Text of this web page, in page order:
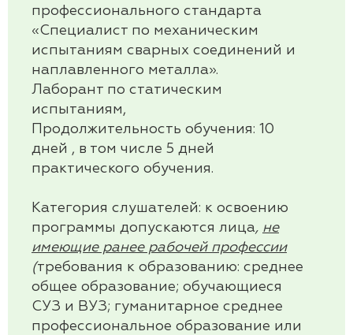
профессионального стандарта
«Специалист по механическим
испытаниям сварных соединений и
наплавленного металла».
Лаборант по статическим
испытаниям,
Продолжительность обучения: 10
дней , в том числе 5 дней
практического обучения.
Категория слушателей: к освоению
программы допускаются лица, не
имеющие ранее рабочей профессии
(требования к образованию: среднее
общее образование; обучающиеся
СУЗ и ВУЗ; гуманитарное среднее
профессиональное образование или